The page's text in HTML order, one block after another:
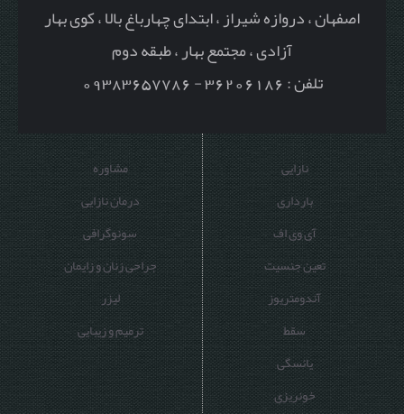
اصفهان ، دروازه شیراز ، ابتدای چهارباغ بالا ، کوی بهار
آزادی ، مجتمع بهار ، طبقه دوم
تلفن : 36206186 - 09383657786
نازایی
بارداری
آی وی اف
تعین جنسیت
آندومتریوز
سقط
یائسگی
خونریزی
مشاوره
درمان نازایی
سونوگرافی
جراحی زنان و زایمان
لیزر
ترمیم و زیبایی